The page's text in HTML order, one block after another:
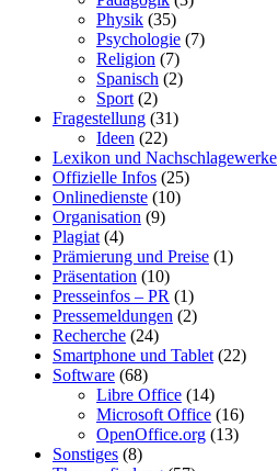
Physik (35)
Psychologie (7)
Religion (7)
Spanisch (2)
Sport (2)
Fragestellung (31)
Ideen (22)
Lexikon und Nachschlagewerke
Offizielle Infos (25)
Onlinedienste (10)
Organisation (9)
Plagiat (4)
Prämierung und Preise (1)
Präsentation (10)
Presseinfos – PR (1)
Pressemeldungen (2)
Recherche (24)
Smartphone und Tablet (22)
Software (68)
Libre Office (14)
Microsoft Office (16)
OpenOffice.org (13)
Sonstiges (8)